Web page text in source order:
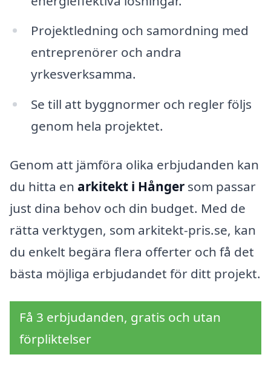
Projektledning och samordning med
entreprenörer och andra
yrkesverksamma.
Se till att byggnormer och regler följs
genom hela projektet.
Genom att jämföra olika erbjudanden kan
du hitta en arkitekt i Hånger som passar
just dina behov och din budget. Med de
rätta verktygen, som arkitekt-pris.se, kan
du enkelt begära flera offerter och få det
bästa möjliga erbjudandet för ditt projekt.
Få 3 erbjudanden, gratis och utan
förpliktelser